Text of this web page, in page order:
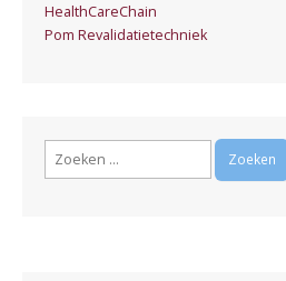
HealthCareChain
Pom Revalidatietechniek
Zoeken